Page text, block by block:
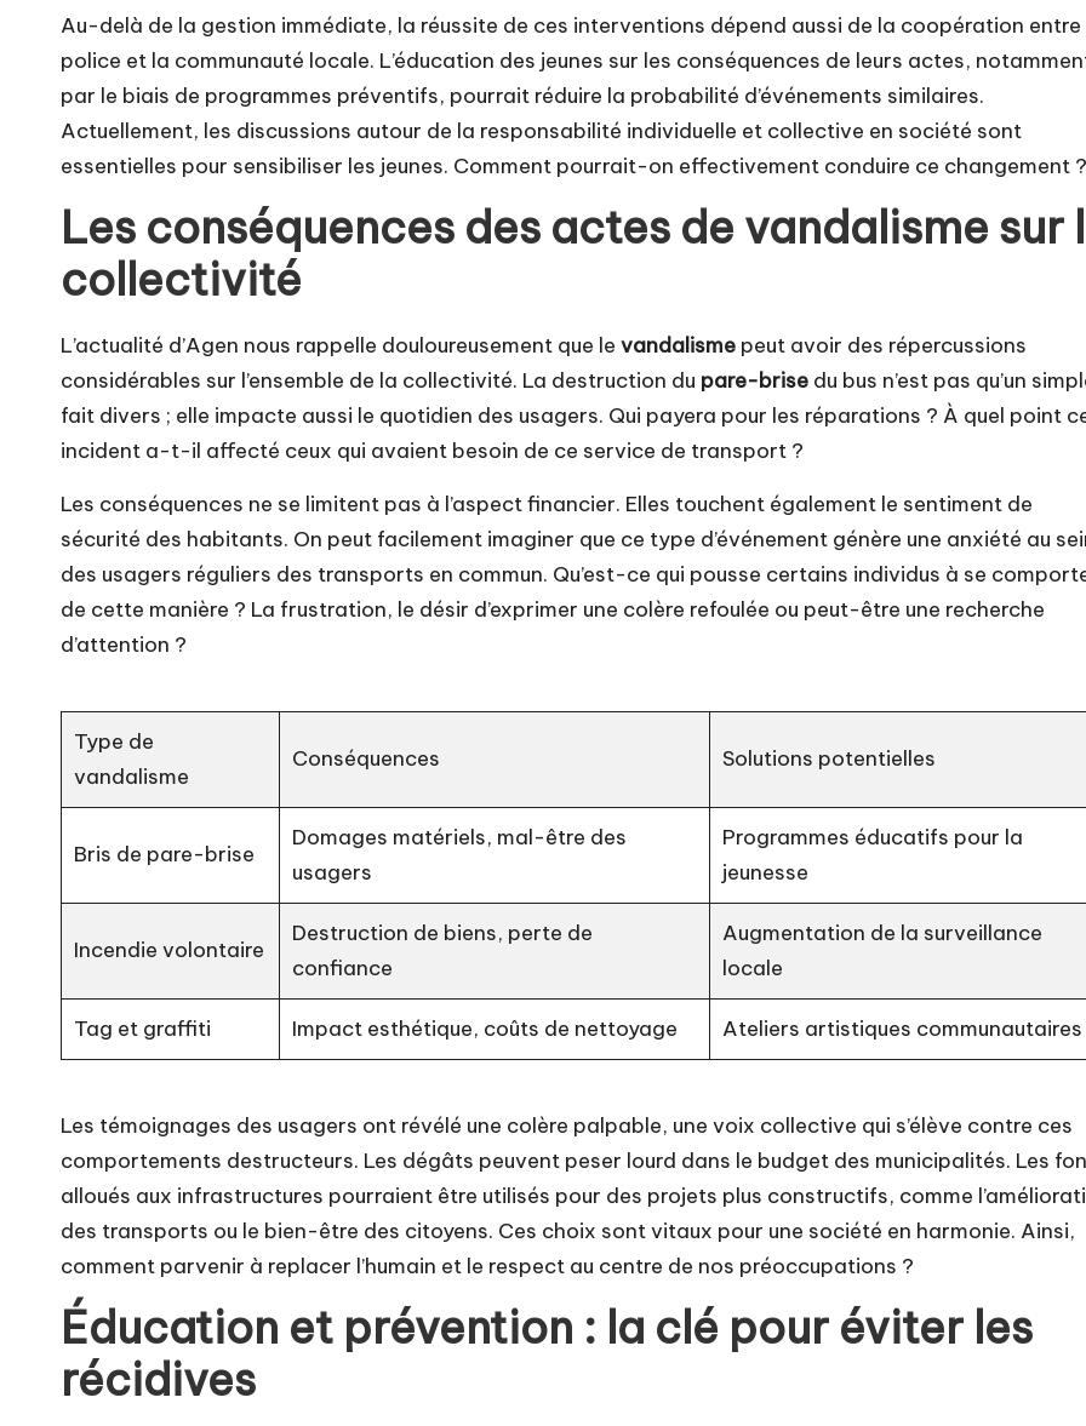
Au-delà de la gestion immédiate, la réussite de ces interventions dépend aussi de la coopération entre
police et la communauté locale. L’éducation des jeunes sur les conséquences de leurs actes,
par le biais de programmes préventifs, pourrait réduire la probabilité d’événements similaires.
Actuellement, les discussions autour de la responsabilité individuelle et collective en société sont
essentielles pour sensibiliser les jeunes. Comment pourrait-on effectivement conduire ce changement ?
Les conséquences des actes de vandalisme sur
collectivité
L’actualité d’Agen nous rappelle douloureusement que le vandalisme peut avoir des répercussions
considérables sur l’ensemble de la collectivité. La destruction du pare-brise du bus n’est pas qu’un
fait divers ; elle impacte aussi le quotidien des usagers. Qui payera pour les réparations ? À quel point
incident a-t-il affecté ceux qui avaient besoin de ce service de transport ?
Les conséquences ne se limitent pas à l’aspect financier. Elles touchent également le sentiment de
sécurité des habitants. On peut facilement imaginer que ce type d’événement génère une anxiété au
des usagers réguliers des transports en commun. Qu’est-ce qui pousse certains individus à se
de cette manière ? La frustration, le désir d’exprimer une colère refoulée ou peut-être une recherche
d’attention ?
Type de
vandalisme
Conséquences Solutions potentielles
Bris de pare-brise
Domages matériels, mal-être des
usagers
Programmes éducatifs pour la
jeunesse
Incendie volontaire
Destruction de biens, perte de
confiance
Augmentation de la surveillance
locale
Tag et graffiti Impact esthétique, coûts de nettoyage Ateliers artistiques communautaires
Les témoignages des usagers ont révélé une colère palpable, une voix collective qui s’élève contre ces
comportements destructeurs. Les dégâts peuvent peser lourd dans le budget des municipalités. Les
alloués aux infrastructures pourraient être utilisés pour des projets plus constructifs, comme
des transports ou le bien-être des citoyens. Ces choix sont vitaux pour une société en harmonie. Ainsi,
comment parvenir à replacer l’humain et le respect au centre de nos préoccupations ?
Éducation et prévention : la clé pour éviter les
récidives